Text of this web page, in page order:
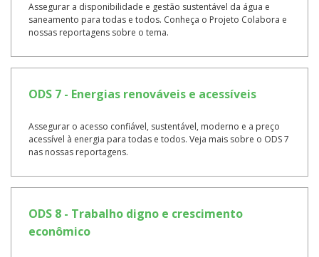
Assegurar a disponibilidade e gestão sustentável da água e
saneamento para todas e todos. Conheça o Projeto Colabora e
nossas reportagens sobre o tema.
ODS 7 - Energias renováveis e acessíveis
Assegurar o acesso confiável, sustentável, moderno e a preço
acessível à energia para todas e todos. Veja mais sobre o ODS 7
nas nossas reportagens.
ODS 8 - Trabalho digno e crescimento
econômico